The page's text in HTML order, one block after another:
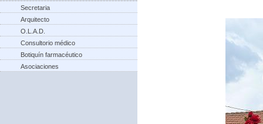
Secretaria
Arquitecto
O.L.A.D.
Consultorio médico
Botiquín farmacéutico
Asociaciones